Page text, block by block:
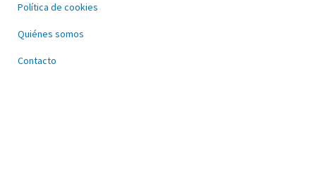
Política de cookies
Quiénes somos
Contacto